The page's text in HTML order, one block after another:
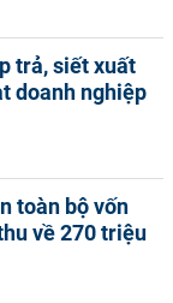
trả, siết xuất
doanh nghiệp
toàn bộ vốn
về 270 triệu